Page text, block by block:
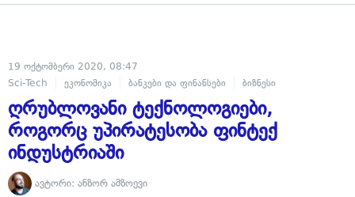
19 ოქტომბერი 2020, 08:47
Sci-Tech
ეკონომიკა ბანკები და ფინანსები ბიზნესი
ღრუბლოვანი ტექნოლოგიები,
როგორც უპირატესობა ფინტექ
ინდუსტრიაში
ავტორი: ანზორ ამზოევი